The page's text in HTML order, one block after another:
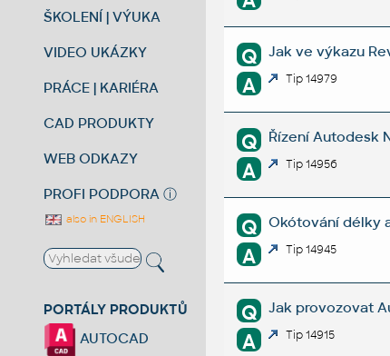
ŠKOLENÍ | VÝUKA
VIDEO UKÁZKY
PRÁCE | KARIÉRA
CAD PRODUKTY
WEB ODKAZY
PROFI PODPORA ⓘ
also in ENGLISH
PORTÁLY PRODUKTŮ
AUTOCAD
Q Jak ve výkazu
A Tip 14979
Q Řízení Autodesk
A Tip 14956
Q Okótování délky
A Tip 14945
Q Jak provozovat
A Tip 14915